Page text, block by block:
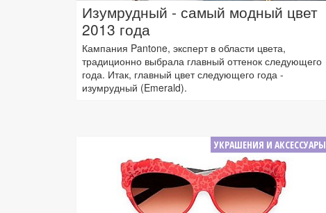
Изумрудный - самый модный цвет
2013 года
Кампания Pantone, эксперт в области цвета,
традиционно выбрала главный оттенок следующего
года. Итак, главный цвет следующего года -
изумрудный (Emerald).
УКРАШЕНИЯ И АКСЕССУАРЫ